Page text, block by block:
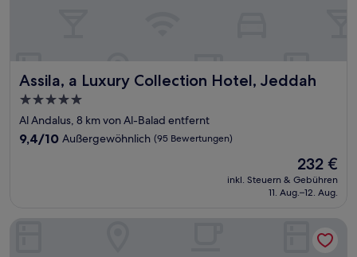
Assila, a Luxury Collection Hotel, Jeddah
Assila, a Luxury Collection Hotel, Jeddah
5.0-
Sterne-
Unterkunft
Al Andalus, 8 km von Al-Balad entfernt
9.4
9,4/10 Außergewöhnlich (95 Bewertungen)
Der
Preis
beträgt
232 €
inkl. Steuern & Gebühren
11. Aug.–12. Aug.
Centro Shaheen Jeddah by Rotana